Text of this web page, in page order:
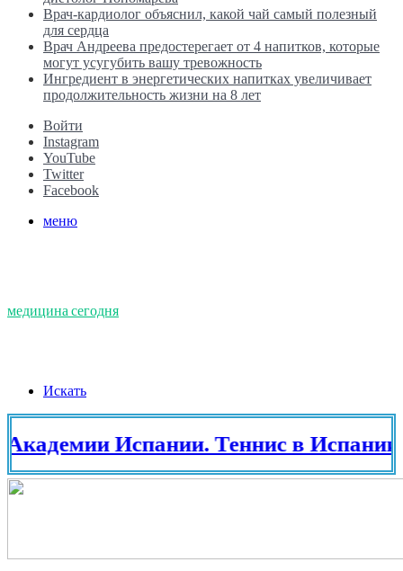
Врач-кардиолог объяснил, какой чай самый полезный
для сердца
Врач Андреева предостерегает от 4 напитков, которые
могут усугубить вашу тревожность
Ингредиент в энергетических напитках увеличивает
продолжительность жизни на 8 лет
Войти
Instagram
YouTube
Twitter
Facebook
меню
медицина сегодня
Искать
Испании. Теннис в Испании. ПМЖ